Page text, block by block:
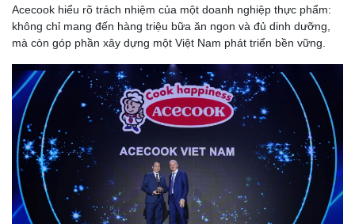
Acecook hiểu rõ trách nhiệm của một doanh nghiệp thực phẩm:
không chỉ mang đến hàng triệu bữa ăn ngon và đủ dinh dưỡng,
mà còn góp phần xây dựng một Việt Nam phát triển bền vững.